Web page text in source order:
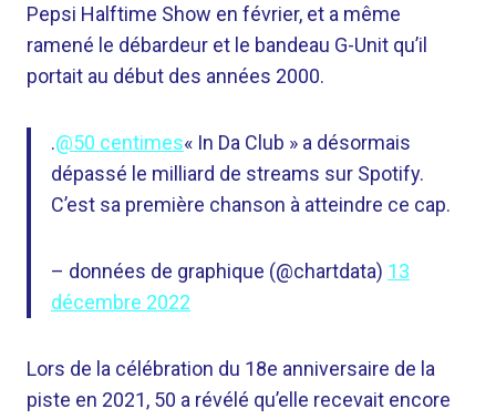
Pepsi Halftime Show en février, et a même
ramené le débardeur et le bandeau G-Unit qu’il
portait au début des années 2000.
.@50 centimes« In Da Club » a désormais
dépassé le milliard de streams sur Spotify.
C’est sa première chanson à atteindre ce cap.
– données de graphique (@chartdata) 13
décembre 2022
Lors de la célébration du 18e anniversaire de la
piste en 2021, 50 a révélé qu’elle recevait encore